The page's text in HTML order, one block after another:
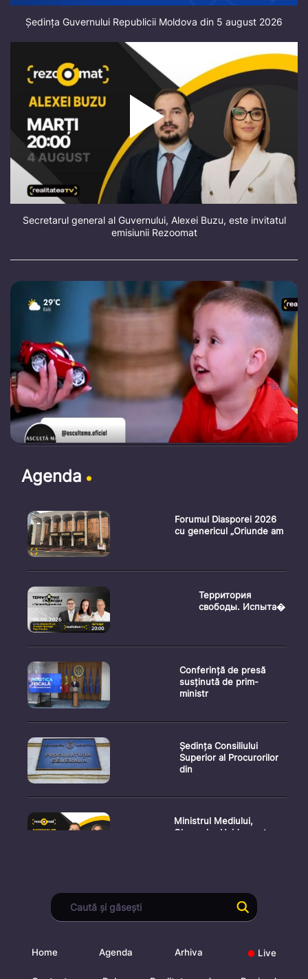
Ședința Guvernului Republicii Moldova din 5 august 2026
Secretarul general al Guvernului, Alexei Buzu, este invitatul
emisiunii Rezoomat
Agenda
Forumul Diasporei 2026
cu genericul „Oriunde am
Территория
свободы. Испыта�
Conferință de presă
susținută de prim-
ministr
Ședința Consiliului
Superior al Procurorilor
din
Ministrul Mediului,
Gheorghe Hajder, este
Consultări publice privind
proiectul de lege pent
Home Agenda Arhiva Live